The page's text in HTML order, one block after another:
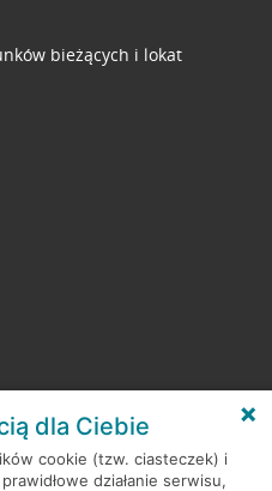
bieżących i lokat
dla Ciebie
cookie (tzw. ciasteczek) i
działanie serwisu,